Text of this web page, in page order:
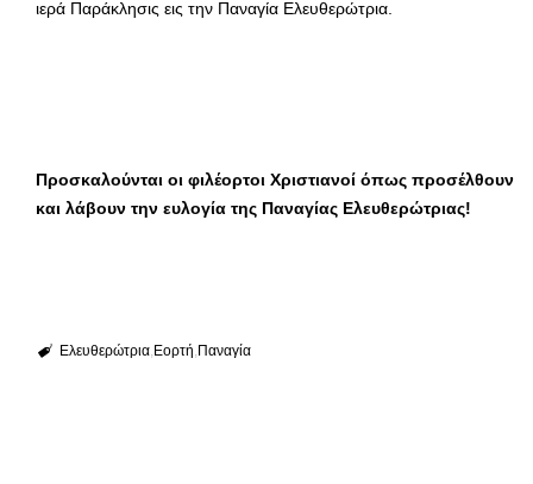
ιερά Παράκλησις εις την Παναγία Ελευθερώτρια.
Προσκαλούνται οι φιλέορτοι Χριστιανοί όπως προσέλθουν
και λάβουν την ευλογία της Παναγίας Ελευθερώτριας!
Ελευθερώτρια Εορτή Παναγία